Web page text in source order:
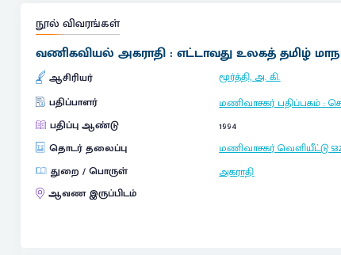
நூல் விவரங்கள்
வணிகவியல் அகராதி : எட்டாவது உலகத் தமிழ்
ஆசிரியர்
மூர்த்தி, அ. கி.
பதிப்பாளர்
மணிவாசகர் பதிப்பகம்:
பதிப்பு ஆண்டு
1994
தொடர் தலைப்பு
மணிவாசகர் வெளியீட்டு
துறை / பொருள்
அகராதி
ஆவண இருப்பிடம்